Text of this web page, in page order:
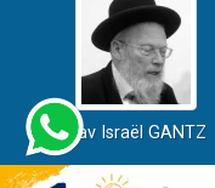
Rav Israël GANTZ